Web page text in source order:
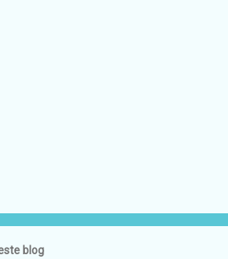
blog